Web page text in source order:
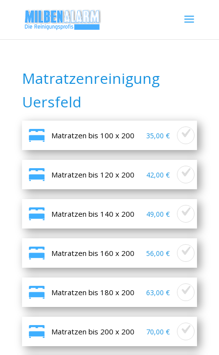
Matratzenreinigung
Uersfeld
Matratzen bis 100 x 200 35,00 €
Matratzen bis 120 x 200 42,00 €
Matratzen bis 140 x 200 49,00 €
Matratzen bis 160 x 200 56,00 €
Matratzen bis 180 x 200 63,00 €
Matratzen bis 200 x 200 70,00 €